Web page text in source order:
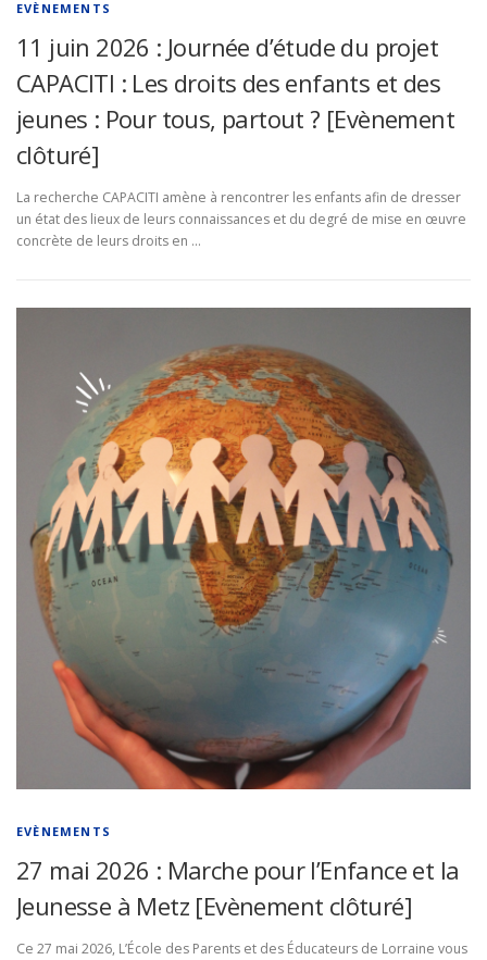
EVÈNEMENTS
11 juin 2026 : Journée d’étude du projet
CAPACITI : Les droits des enfants et des
jeunes : Pour tous, partout ? [Evènement
clôturé]
La recherche CAPACITI amène à rencontrer les enfants afin de dresser
un état des lieux de leurs connaissances et du degré de mise en œuvre
concrète de leurs droits en …
EVÈNEMENTS
27 mai 2026 : Marche pour l’Enfance et la
Jeunesse à Metz [Evènement clôturé]
Ce 27 mai 2026, L’École des Parents et des Éducateurs de Lorraine vous